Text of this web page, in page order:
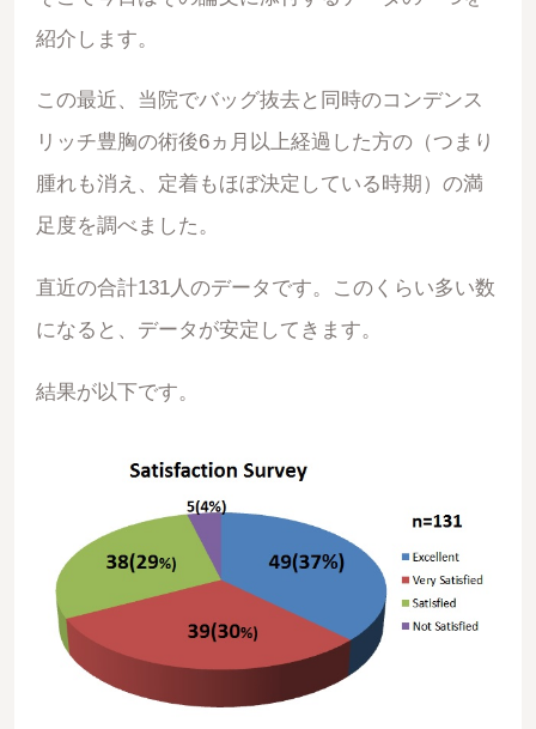
紹介します。
この最近、当院でバッグ抜去と同時のコンデンス
リッチ豊胸の術後6ヵ月以上経過した方の（つまり
腫れも消え、定着もほぼ決定している時期）の満
足度を調べました。
直近の合計131人のデータです。このくらい多い数
になると、データが安定してきます。
結果が以下です。